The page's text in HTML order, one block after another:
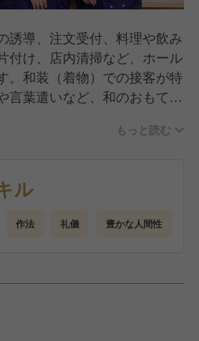
誘導、注文受付、料理や飲み
付け、店内清掃など、ホール
。和装（着物）での接客が特
言葉遣いなど、和のおもてな
方法や接客マナーは丁寧に指
。お客様に心地よい時間を提
仕事です。
もっと読む
ル
作法 礼儀 豊かな人間性